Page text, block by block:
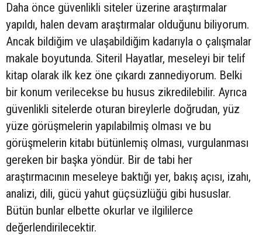
Daha önce güvenlikli siteler üzerine araştırmalar
yapıldı, halen devam araştırmalar olduğunu biliyorum.
Ancak bildiğim ve ulaşabildiğim kadarıyla o çalışmalar
makale boyutunda. Siteril Hayatlar, meseleyi bir telif
kitap olarak ilk kez öne çıkardı zannediyorum. Belki
bir konum verilecekse bu husus zikredilebilir. Ayrıca
güvenlikli sitelerde oturan bireylerle doğrudan, yüz
yüze görüşmelerin yapılabilmiş olması ve bu
görüşmelerin kitabı bütünlemiş olması, vurgulanması
gereken bir başka yöndür. Bir de tabi her
araştırmacının meseleye baktığı yer, bakış açısı, izahı,
analizi, dili, gücü yahut güçsüzlüğü gibi hususlar.
Bütün bunlar elbette okurlar ve ilgililerce
değerlendirilecektir.